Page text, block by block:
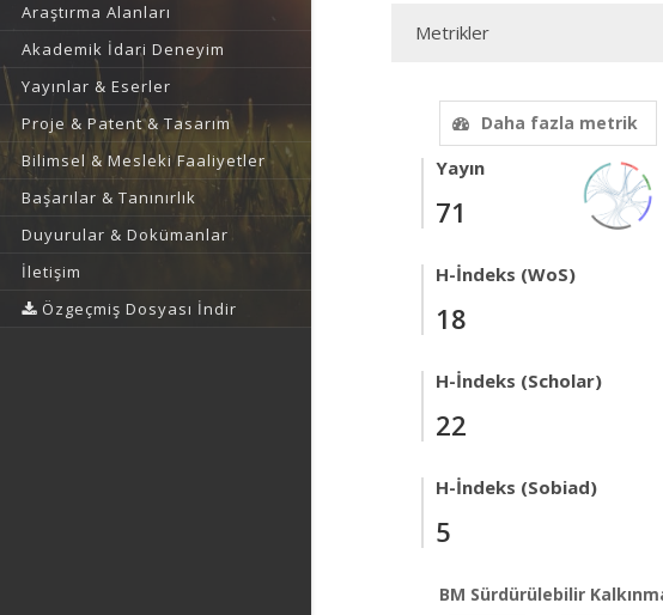
Araştırma Alanları
Akademik İdari Deneyim
Yayınlar & Eserler
Proje & Patent & Tasarım
Bilimsel & Mesleki Faaliyetler
Başarılar & Tanınırlık
Duyurular & Dokümanlar
İletişim
Özgeçmiş Dosyası İndir
Metrikler
Daha fazla metrik
Yayın
71
H-İndeks (WoS)
18
H-İndeks (Scholar)
22
H-İndeks (Sobiad)
5
BM Sürdürülebilir